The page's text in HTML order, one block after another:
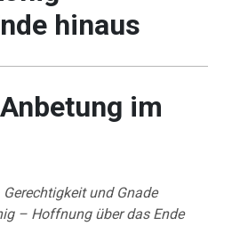
hinaus
im
und Gnade
– Hoffnung über das Ende